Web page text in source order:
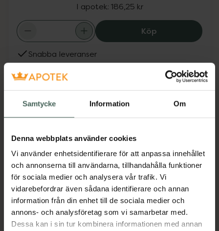
Samtycke Information Om
Denna webbplats använder cookies
Vi använder enhetsidentifierare för att anpassa innehållet
och annonserna till användarna, tillhandahålla funktioner
för sociala medier och analysera vår trafik. Vi
vidarebefordrar även sådana identifierare och annan
information från din enhet till de sociala medier och
annons- och analysföretag som vi samarbetar med.
Dessa kan i sin tur kombinera informationen med annan
I apotek: 186,25 kr
KöpHollister
Snabba leveranser
Aktuella erbjudanden
Jämförpris 18,63 kr/st
EAN:05390166034427
Kategorier:
MageStomi